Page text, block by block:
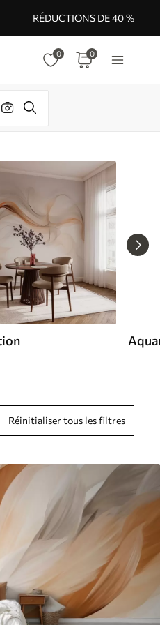
RÉDUCTIONS DE 40 %
0 0
Réinitialiser tous les filtres